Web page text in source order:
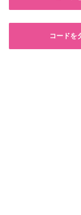
コードを